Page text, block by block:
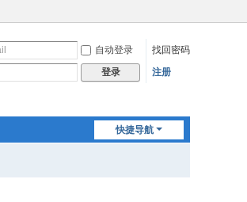
自动登录
找回密码
登录 注册
快捷导航